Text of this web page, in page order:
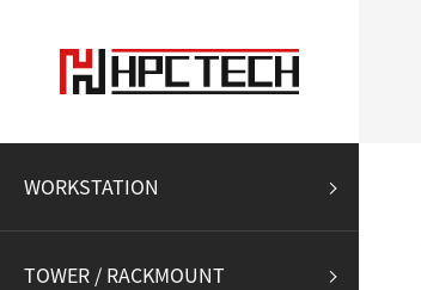
WORKSTATION
TOWER / RACKMOUNT